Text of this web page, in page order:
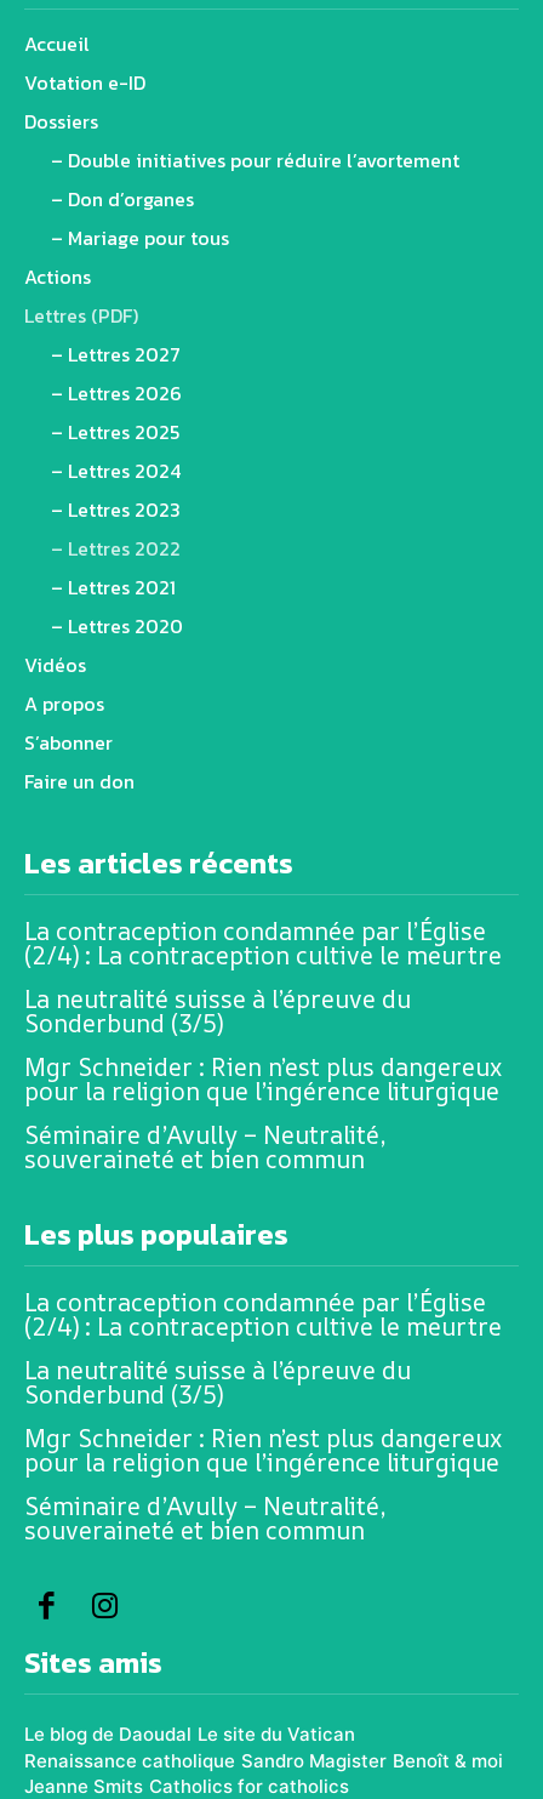
Accueil
Votation e-ID
Dossiers
– Double initiatives pour réduire l’avortement
– Don d’organes
– Mariage pour tous
Actions
Lettres (PDF)
– Lettres 2027
– Lettres 2026
– Lettres 2025
– Lettres 2024
– Lettres 2023
– Lettres 2022
– Lettres 2021
– Lettres 2020
Vidéos
A propos
S’abonner
Faire un don
Les articles récents
La contraception condamnée par l’Église
(2/4) : La contraception cultive le meurtre
La neutralité suisse à l’épreuve du
Sonderbund (3/5)
Mgr Schneider : Rien n’est plus dangereux
pour la religion que l’ingérence liturgique
Séminaire d’Avully – Neutralité,
souveraineté et bien commun
Les plus populaires
La contraception condamnée par l’Église
(2/4) : La contraception cultive le meurtre
La neutralité suisse à l’épreuve du
Sonderbund (3/5)
Mgr Schneider : Rien n’est plus dangereux
pour la religion que l’ingérence liturgique
Séminaire d’Avully – Neutralité,
souveraineté et bien commun
Sites amis
Le blog de Daoudal Le site du Vatican
Renaissance catholique Sandro Magister Benoît & moi
Jeanne Smits Catholics for catholics